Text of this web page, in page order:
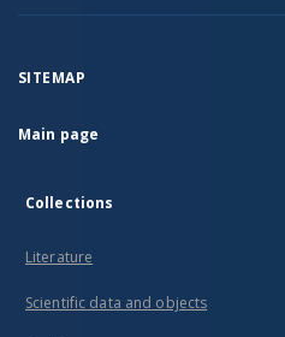
SITEMAP
Main page
Collections
Literature
Scientific data and objects